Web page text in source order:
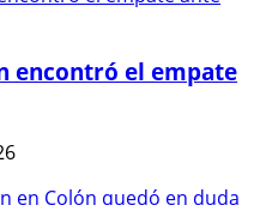
encontró el empate